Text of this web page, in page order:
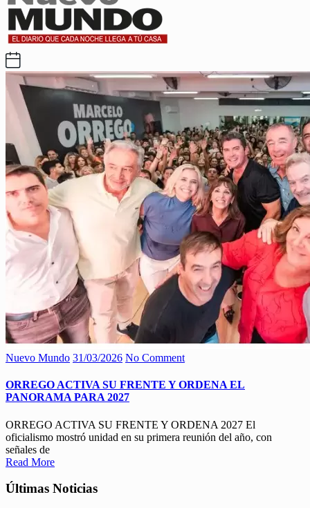
Nuevo Mundo 31/03/2026 No Comment
ORREGO ACTIVA SU FRENTE Y ORDENA EL
PANORAMA PARA 2027
ORREGO ACTIVA SU FRENTE Y ORDENA 2027 El
oficialismo mostró unidad en su primera reunión del año, con
señales de
Read More
Últimas Noticias